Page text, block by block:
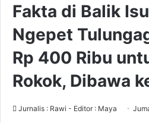
Fakta di Balik
Ngepet
Rp 400 Ribu
Rokok, Dibawa
Jurnalis : Rawi - Editor : Maya